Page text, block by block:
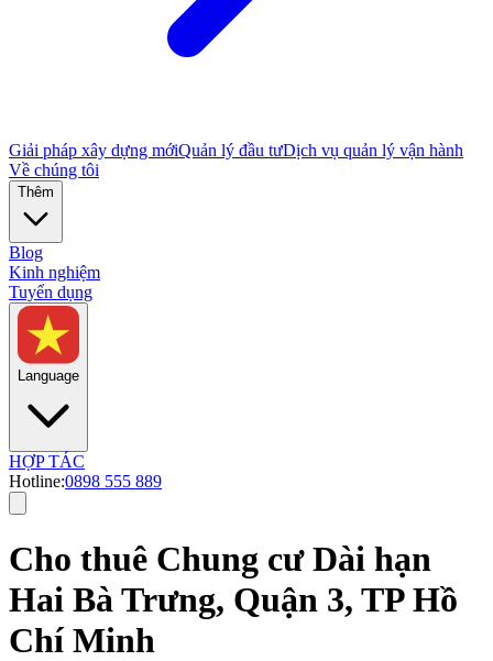
Giải pháp xây dựng mớiQuản lý đầu tưDịch vụ quản lý vận hành
Về chúng tôi
Thêm
Blog
Kinh nghiệm
Tuyển dụng
Language
HỢP TÁC
Hotline:0898 555 889
Cho thuê Chung cư Dài hạn
Hai Bà Trưng, Quận 3, TP Hồ
Chí Minh